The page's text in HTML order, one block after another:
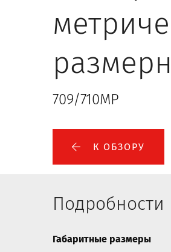
709/710MP
К ОБЗОРУ
Подробности
Габаритные размеры